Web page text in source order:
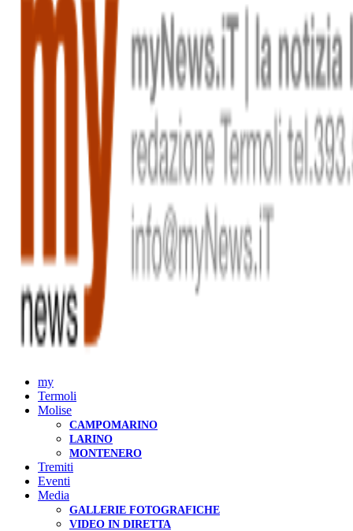
my
Termoli
Molise
CAMPOMARINO
LARINO
MONTENERO
Tremiti
Eventi
Media
GALLERIE FOTOGRAFICHE
VIDEO IN DIRETTA